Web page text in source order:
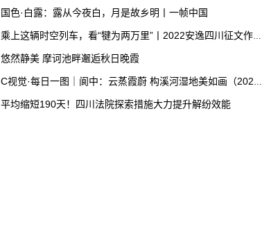
国色·白露：露从今夜白，月是故乡明丨一帧中国
乘上这辆时空列车，看“犍为两万里”丨2022安逸四川征文作品赏①
悠然静美 摩诃池畔邂逅秋日晚霞
C视觉·每日一图｜阆中：云蒸霞蔚 构溪河湿地美如画（2023年8月30日）
平均缩短190天！四川法院探索措施大力提升解纷效能